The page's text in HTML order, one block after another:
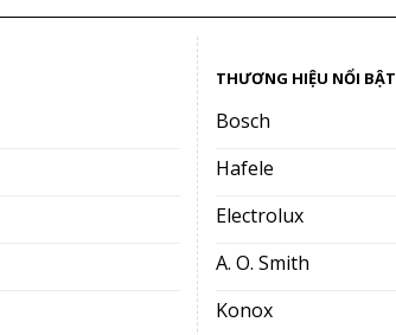
THƯƠNG HIỆU NỔI BẬT
Bosch
Hafele
Electrolux
A. O. Smith
Konox